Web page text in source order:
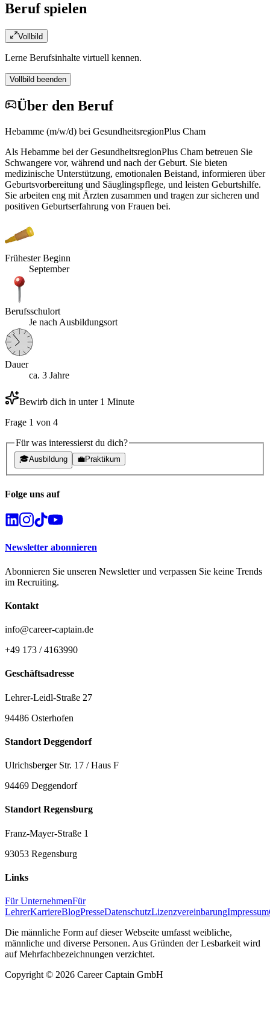
Beruf spielen
Vollbild
Lerne Berufsinhalte virtuell kennen.
Vollbild beenden
Über den Beruf
Hebamme (m/w/d) bei GesundheitsregionPlus Cham
Als Hebamme bei der GesundheitsregionPlus Cham betreuen Sie
Schwangere vor, während und nach der Geburt. Sie bieten
medizinische Unterstützung, emotionalen Beistand, informieren über
Geburtsvorbereitung und Säuglingspflege, und leisten Geburtshilfe.
Sie arbeiten eng mit Ärzten zusammen und tragen zur sicheren und
positiven Geburtserfahrung von Frauen bei.
Frühester Beginn
September
Berufsschulort
Je nach Ausbildungsort
Dauer
ca. 3 Jahre
Bewirb dich in unter 1 Minute
Frage 1 von 4
Für was interessierst du dich?
🎓Ausbildung 💼Praktikum
Folge uns auf
Newsletter abonnieren
Abonnieren Sie unseren Newsletter und verpassen Sie keine Trends
im Recruiting.
Kontakt
info@career-captain.de
+49 173 / 4163990
Geschäftsadresse
Lehrer-Leidl-Straße 27
94486 Osterhofen
Standort Deggendorf
Ulrichsberger Str. 17 / Haus F
94469 Deggendorf
Standort Regensburg
Franz-Mayer-Straße 1
93053 Regensburg
Links
Für UnternehmenFür
LehrerKarriereBlogPresseDatenschutzLizenzvereinbarungImpressum
Die männliche Form auf dieser Webseite umfasst weibliche,
männliche und diverse Personen. Aus Gründen der Lesbarkeit wird
auf Mehrfachbezeichnungen verzichtet.
Copyright © 2026 Career Captain GmbH